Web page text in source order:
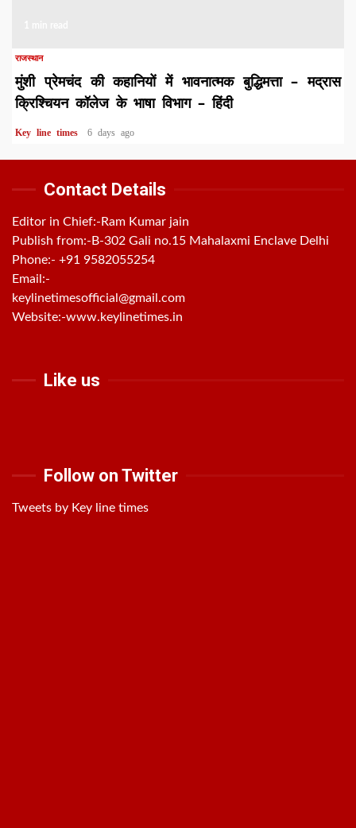
राजस्थान
मुंशी प्रेमचंद की कहानियों में भावनात्मक बुद्धिमत्ता – मद्रास
क्रिश्चियन कॉलेज के भाषा विभाग – हिंदी
Key line times 6 days ago
Contact Details
Editor in Chief:-Ram Kumar jain
Publish from:- B-302 Gali no.15 Mahalaxmi Enclave Delhi
Phone:- +91 9582055254
Email:-
keylinetimesofficial@gmail.com
Website:-www.keylinetimes.in
Like us
Follow on Twitter
Tweets by Key line times